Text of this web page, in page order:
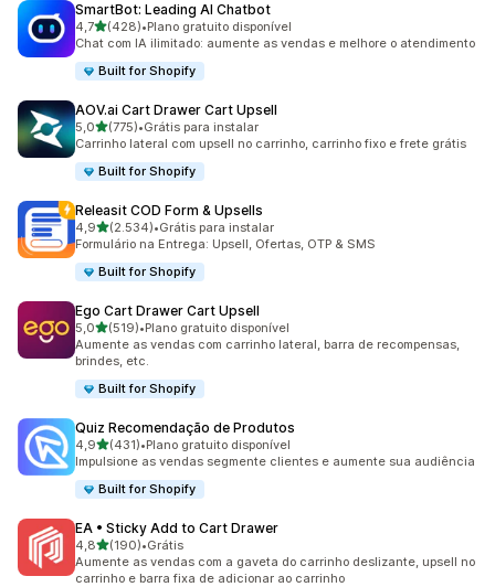
SmartBot: Leading AI Chatbot
4,7de 5 estrelas
(428)
428 avaliações ao todo
•Plano gratuito disponível
Chat com IA ilimitado: aumente as vendas e melhore o atendimento
Built for Shopify
AOV.ai Cart Drawer Cart Upsell
5,0de 5 estrelas
(775)
775 avaliações ao todo
•Grátis para instalar
Carrinho lateral com upsell no carrinho, carrinho fixo e frete grátis
Built for Shopify
Releasit COD Form & Upsells
4,9de 5 estrelas
(2.534)
2534 avaliações ao todo
•Grátis para instalar
Formulário na Entrega: Upsell, Ofertas, OTP & SMS
Built for Shopify
Ego Cart Drawer Cart Upsell
5,0de 5 estrelas
(519)
519 avaliações ao todo
•Plano gratuito disponível
Aumente as vendas com carrinho lateral, barra de recompensas,
brindes, etc.
Built for Shopify
Quiz Recomendação de Produtos
4,9de 5 estrelas
(431)
431 avaliações ao todo
•Plano gratuito disponível
Impulsione as vendas segmente clientes e aumente sua audiência
Built for Shopify
EA • Sticky Add to Cart Drawer
4,8de 5 estrelas
(190)
190 avaliações ao todo
•Grátis
Aumente as vendas com a gaveta do carrinho deslizante, upsell no
carrinho e barra fixa de adicionar ao carrinho